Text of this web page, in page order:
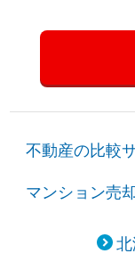
不動産の比較
マンション売